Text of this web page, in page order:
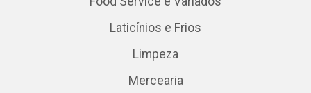
Laticínios e Frios
Limpeza
Mercearia